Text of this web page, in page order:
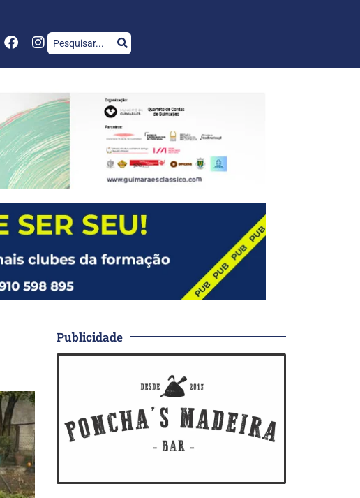
Publicidade